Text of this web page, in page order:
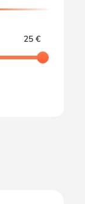
25 €